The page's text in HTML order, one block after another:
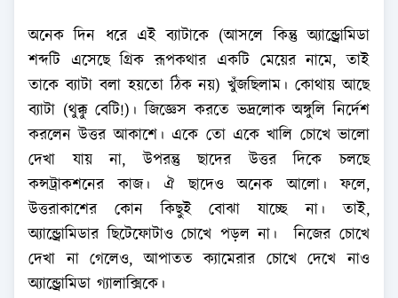
অনেক দিন ধরে এই ব্যাটাকে (আসলে কিন্তু অ্যান্ড্রোমিডা
শব্দটি এসেছে গ্রিক রূপকথার একটি মেয়ের নামে, তাই
তাকে ব্যাটা বলা হয়তো ঠিক নয়) খুঁজছিলাম। কোথায় আছে
ব্যাটা (থুক্কু বেটি!)। জিজ্ঞেস করতে ভদ্রলোক অঙ্গুলি নির্দেশ
করলেন উত্তর আকাশে। একে তো একে খালি চোখে ভালো
দেখা যায় না, উপরন্তু ছাদের উত্তর দিকে চলছে
কন্সট্রাকশনের কাজ। ঐ ছাদেও অনেক আলো। ফলে,
উত্তরাকাশের কোন কিছুই বোঝা যাচ্ছে না। তাই,
অ্যান্ড্রোমিডার ছিটেফোটাও চোখে পড়ল না। নিজের চোখে
দেখা না গেলেও, আপাতত ক্যামেরার চোখে দেখে নাও
অ্যান্ড্রোমিডা গ্যালাক্সিকে।